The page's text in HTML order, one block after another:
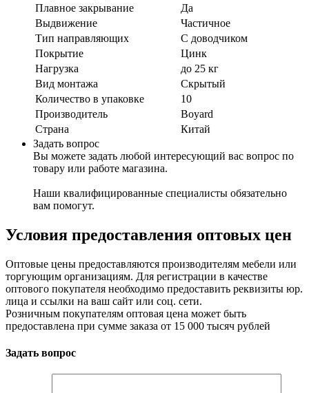
Плавное закрывание
Да
Выдвижение
Частичное
Тип направляющих
С доводчиком
Покрытие
Цинк
Нагрузка
до 25 кг
Вид монтажа
Скрытый
Количество в упаковке
10
Производитель
Boyard
Страна
Китай
Задать вопрос
Вы можете задать любой интересующий вас вопрос по
товару или работе магазина.
Наши квалифицированные специалисты обязательно
вам помогут.
Условия предоставления оптовых цен
Оптовые цены предоставляются производителям мебели или
торгующим организациям. Для регистрации в качестве
оптового покупателя необходимо предоставить реквизиты юр.
лица и ссылки на ваш сайт или соц. сети.
Розничным покупателям оптовая цена может быть
предоставлена при сумме заказа от 15 000 тысяч рублей
Задать вопрос